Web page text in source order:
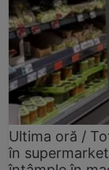
Ultima oră /
în